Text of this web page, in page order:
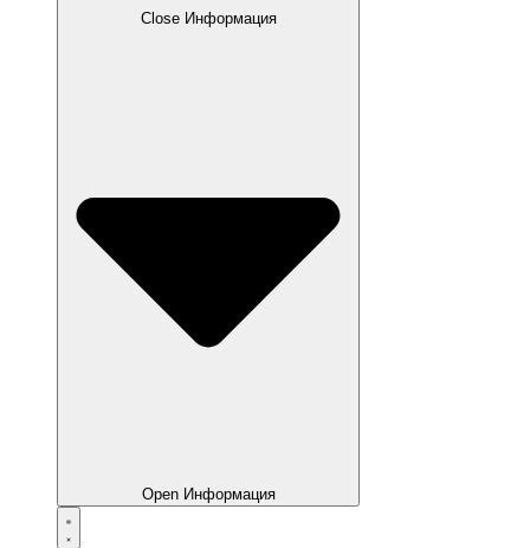
Close Информация
Open Информация